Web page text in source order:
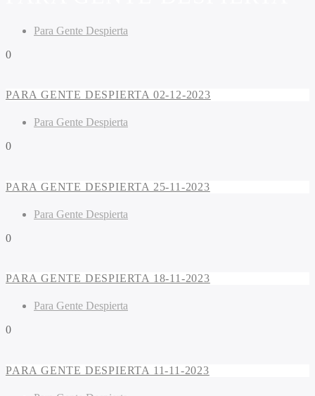
Para Gente Despierta
0
PARA GENTE DESPIERTA 02-12-2023
Para Gente Despierta
0
PARA GENTE DESPIERTA 25-11-2023
Para Gente Despierta
0
PARA GENTE DESPIERTA 18-11-2023
Para Gente Despierta
0
PARA GENTE DESPIERTA 11-11-2023